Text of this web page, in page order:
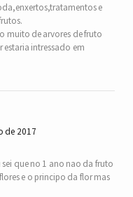
e
muito de arvores de fruto
estaria intressado em
de 2017
que no 1 ano nao da fruto
e o principo da flor mas